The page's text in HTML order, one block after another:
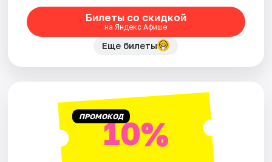
Билеты со скидкой
на Яндекс Афише
Еще билеты
ПРОМОКОД10%